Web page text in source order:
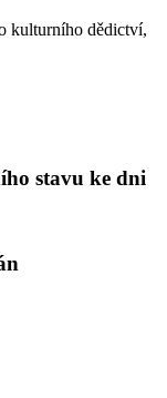
kulturního dědictví,
stavu ke dni